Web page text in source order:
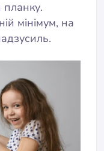
планку.
мінімум, на